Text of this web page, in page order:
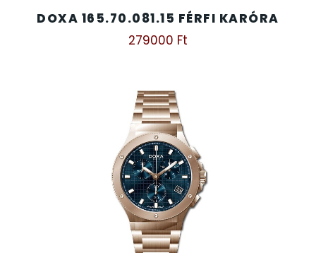
DOXA 165.70.081.15 FÉRFI KARÓRA
279000 Ft